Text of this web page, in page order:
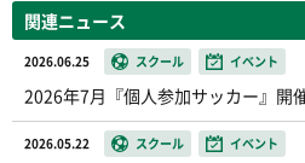
関連ニュース
2026.06.25 スクール イベント
2026年7月『個人参加サッカー』開
2026.05.22 スクール イベント